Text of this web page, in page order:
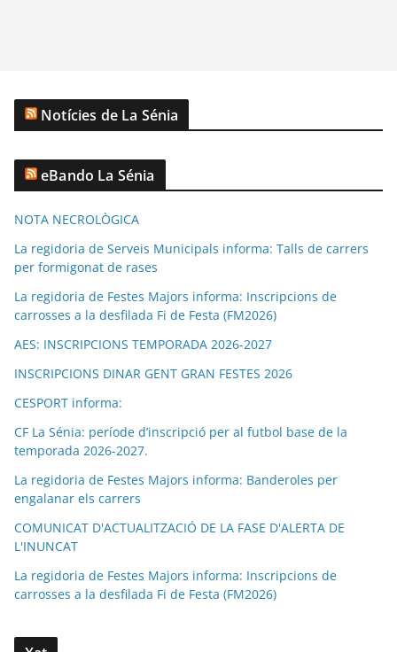
Notícies de La Sénia
eBando La Sénia
NOTA NECROLÒGICA
La regidoria de Serveis Municipals informa: Talls de carrers
per formigonat de rases
La regidoria de Festes Majors informa: Inscripcions de
carrosses a la desfilada Fi de Festa (FM2026)
AES: INSCRIPCIONS TEMPORADA 2026-2027
INSCRIPCIONS DINAR GENT GRAN FESTES 2026
CESPORT informa:
CF La Sénia: període d’inscripció per al futbol base de la
temporada 2026-2027.
La regidoria de Festes Majors informa: Banderoles per
engalanar els carrers
COMUNICAT D'ACTUALITZACIÓ DE LA FASE D'ALERTA DE
L'INUNCAT
La regidoria de Festes Majors informa: Inscripcions de
carrosses a la desfilada Fi de Festa (FM2026)